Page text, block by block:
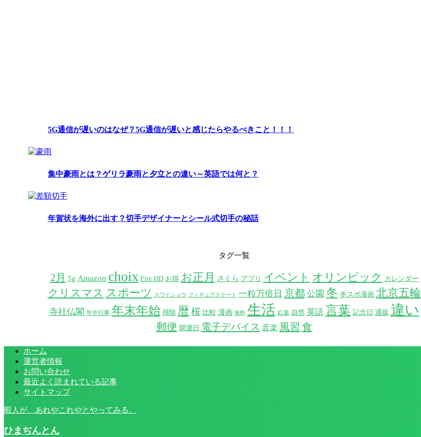
5G通信が遅いのはなぜ？5G通信が遅いと感じたらやるべきこと！！！
集中豪雨とは？ゲリラ豪雨と夕立との違い～英語では何と？
年賀状を海外に出す？切手デザイナーとシール式切手の秘話
タグ一覧
2月 5g Amazon choix Fire HD お得 お正月 さくら アプリ イベント オリンピック カレンダー
クリスマス スポーツ スワイショウ フィギュアスケート 一粒万倍日 京都 公園 冬 冬スポ漫画 北京五輪
寺社仏閣 年中行事 年末年始 掃除 暦 桜 比較 漫画 無料 生活 紅葉 自然 英語 言葉 記念日 通販 違い
郵便 開運日 電子デバイス 音楽 風習 食
ホーム
運営者情報
お問い合わせ
最近よく読まれている記事
サイトマップ
暇人が、あれやこれやとやってみる。
ひまぢんとん